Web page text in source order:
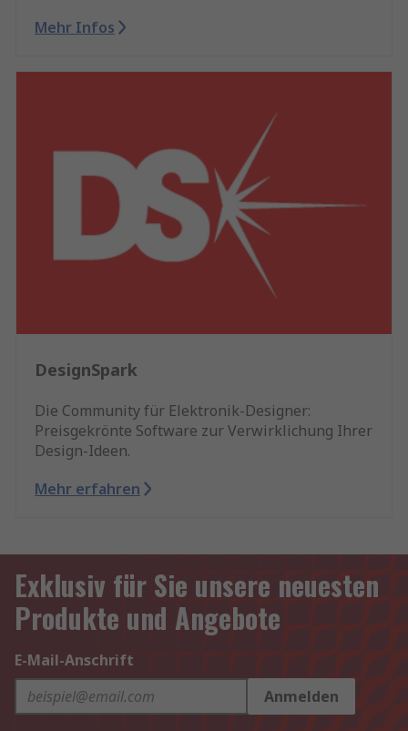
Mehr Infos
DesignSpark
Die Community für Elektronik-Designer:
Preisgekrönte Software zur Verwirklichung Ihrer
Design-Ideen.
Mehr erfahren
Exklusiv für Sie unsere neuesten
Produkte und Angebote
E-Mail-Anschrift
Anmelden